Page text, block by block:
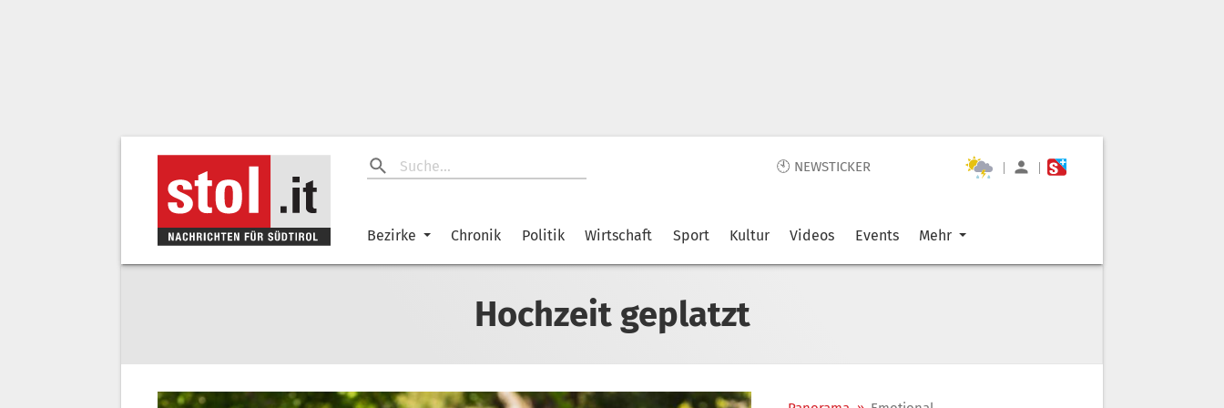
🕙 NEWSTICKER | |
Bezirke Chronik Politik Wirtschaft Sport Kultur Videos Events Mehr
Hochzeit geplatzt